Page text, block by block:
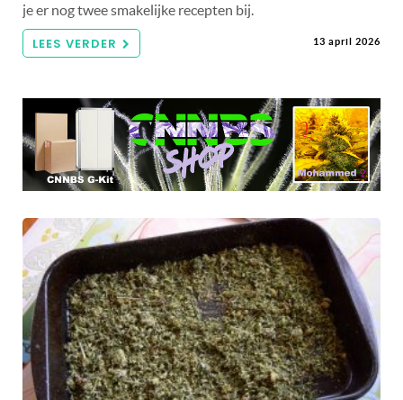
je er nog twee smakelijke recepten bij.
LEES VERDER 13 april 2026